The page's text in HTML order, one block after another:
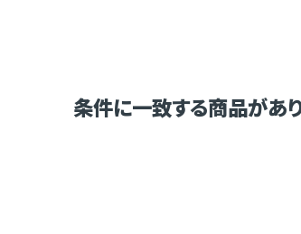
条件に一致する商品があ